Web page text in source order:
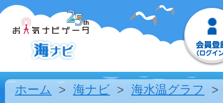
ホーム 海ナビ
海水温グラフ